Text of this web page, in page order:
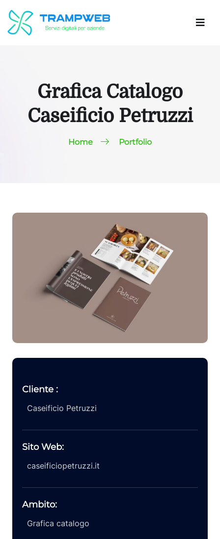
Grafica Catalogo
Caseificio Petruzzi
Home Portfolio
Cliente :
Caseificio Petruzzi
Sito Web:
caseificiopetruzzi.it
Ambito:
Grafica catalogo